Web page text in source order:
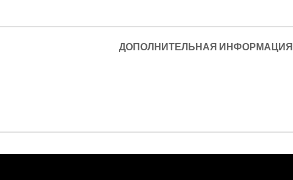
ДОПОЛНИТЕЛЬНАЯ ИНФОРМАЦИЯ